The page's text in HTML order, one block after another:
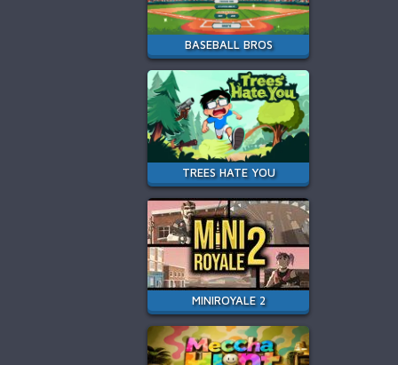
BASEBALL BROS
TREES HATE YOU
MINIROYALE 2